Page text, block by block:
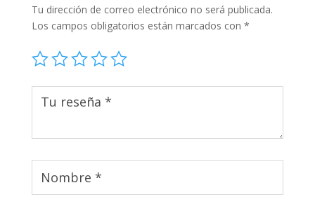
Tu dirección de correo electrónico no será publicada.
Los campos obligatorios están marcados con *